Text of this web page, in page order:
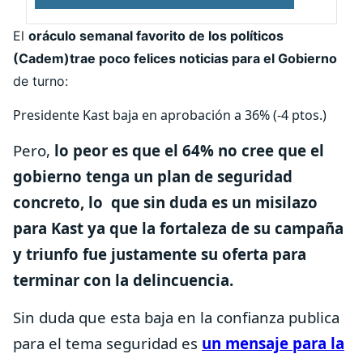
El oráculo semanal favorito de los políticos
(Cadem)trae poco felices noticias para el Gobierno
de turno:
Presidente Kast baja en aprobación a 36% (-4 ptos.)
Pero, lo peor es que el 64% no cree que el
gobierno tenga un plan de seguridad
concreto, lo que sin duda es un misilazo
para Kast ya que la fortaleza de su campaña
y triunfo fue justamente su oferta para
terminar con la delincuencia.
Sin duda que esta baja en la confianza publica
para el tema seguridad es un mensaje para la